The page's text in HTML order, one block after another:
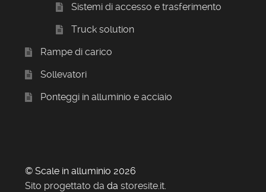
Sistemi di accesso e trasferimento
Truck solution
Rampe di carico
Sollevatori
Ponteggi in alluminio e acciaio
© Scale in alluminio 2026
Sito progettato da da storesite.it.